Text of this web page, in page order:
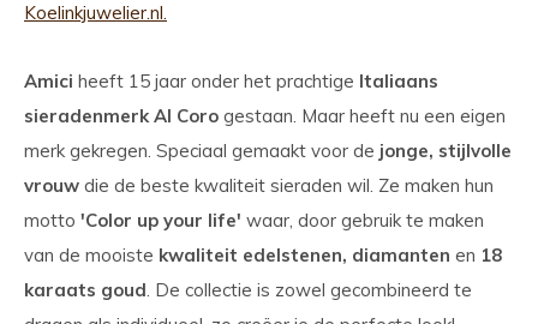
Koelinkjuwelier.nl.
Amici heeft 15 jaar onder het prachtige Italiaans
sieradenmerk Al Coro gestaan. Maar heeft nu een eigen
merk gekregen. Speciaal gemaakt voor de jonge, stijlvolle
vrouw die de beste kwaliteit sieraden wil. Ze maken hun
motto 'Color up your life' waar, door gebruik te maken
van de mooiste kwaliteit edelstenen, diamanten en 18
karaats goud. De collectie is zowel gecombineerd te